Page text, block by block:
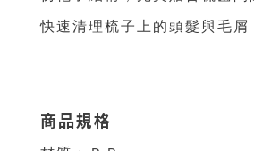
快速清理梳子上的頭髮與毛屑
商品規格